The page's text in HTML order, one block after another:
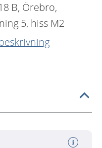
B, Örebro,
5, hiss M2